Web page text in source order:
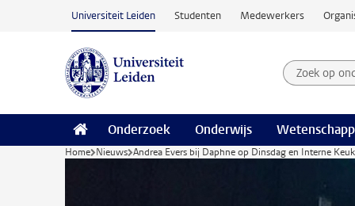
Ga naar hoofdinhoud
Universiteit Leiden Studenten Medewerkers
Zoek op
Zoekterm
Onderzoek Onderwijs
Home Nieuws Andrea Evers bij Daphne op Dinsdag en Interne